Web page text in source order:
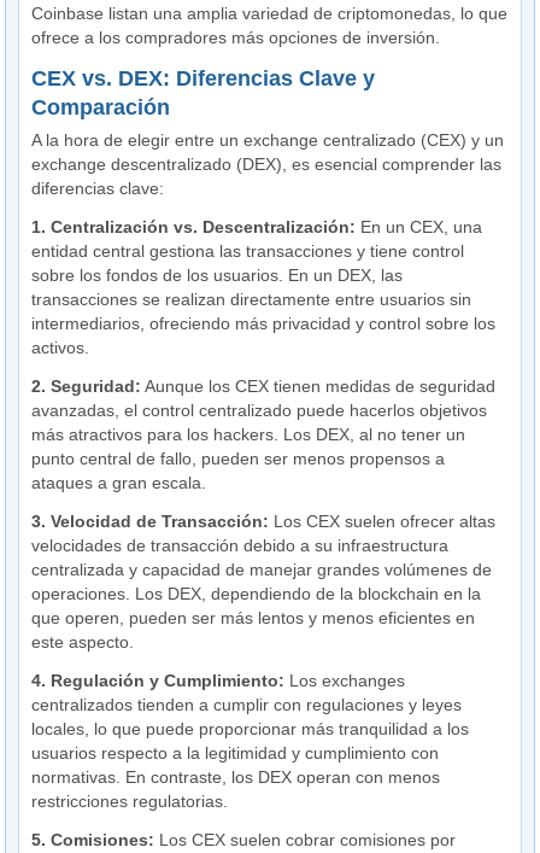
Coinbase listan una amplia variedad de criptomonedas, lo que
ofrece a los compradores más opciones de inversión.
CEX vs. DEX: Diferencias Clave y
Comparación
A la hora de elegir entre un exchange centralizado (CEX) y un
exchange descentralizado (DEX), es esencial comprender las
diferencias clave:
1. Centralización vs. Descentralización: En un CEX, una
entidad central gestiona las transacciones y tiene control
sobre los fondos de los usuarios. En un DEX, las
transacciones se realizan directamente entre usuarios sin
intermediarios, ofreciendo más privacidad y control sobre los
activos.
2. Seguridad: Aunque los CEX tienen medidas de seguridad
avanzadas, el control centralizado puede hacerlos objetivos
más atractivos para los hackers. Los DEX, al no tener un
punto central de fallo, pueden ser menos propensos a
ataques a gran escala.
3. Velocidad de Transacción: Los CEX suelen ofrecer altas
velocidades de transacción debido a su infraestructura
centralizada y capacidad de manejar grandes volúmenes de
operaciones. Los DEX, dependiendo de la blockchain en la
que operen, pueden ser más lentos y menos eficientes en
este aspecto.
4. Regulación y Cumplimiento: Los exchanges
centralizados tienden a cumplir con regulaciones y leyes
locales, lo que puede proporcionar más tranquilidad a los
usuarios respecto a la legitimidad y cumplimiento con
normativas. En contraste, los DEX operan con menos
restricciones regulatorias.
5. Comisiones: Los CEX suelen cobrar comisiones por